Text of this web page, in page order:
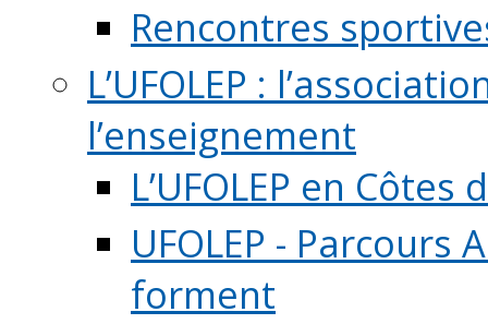
Rencontres
L’UFOLEP :
l’enseignement
L’UFOLEP en Côtes
UFOLEP -
forment